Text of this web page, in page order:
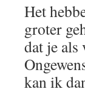
Het
groter
dat je als
kan ik